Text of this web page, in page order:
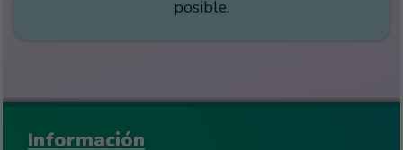
posible.
Información